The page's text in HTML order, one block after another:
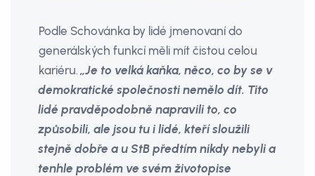
Podle Schovánka by lidé jmenovaní do
generálských funkcí měli mít čistou celou
kariéru.„Je to velká kaňka, něco, co by se v
demokratické společnosti nemělo dít. Tito
lidé pravděpodobně napravili to, co
způsobili, ale jsou tu i lidé, kteří sloužili
stejně dobře a u StB předtím nikdy nebyli a
tenhle problém ve svém životopise